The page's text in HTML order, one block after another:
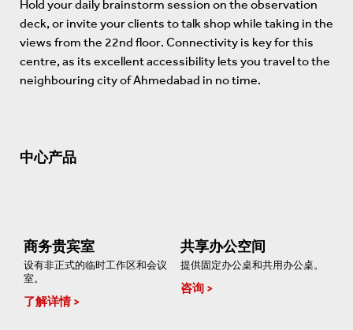
Hold your daily brainstorm session on the observation
deck, or invite your clients to talk shop while taking in the
views from the 22nd floor. Connectivity is key for this
centre, as its excellent accessibility lets you travel to the
neighbouring city of Ahmedabad in no time.
中心产品
商务贵宾室
设有非正式的临时工作区和会议
室。
了解详情
共享办公空间
提供固定办公桌和共用办公桌。
咨询